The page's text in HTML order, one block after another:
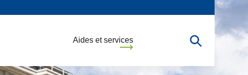
Aides et services